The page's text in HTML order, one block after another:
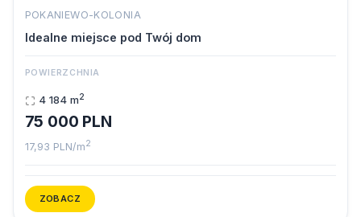
POKANIEWO-KOLONIA
Idealne miejsce pod Twój dom
POWIERZCHNIA
4 184 m2
75 000 PLN
17,93 PLN/m2
ZOBACZ